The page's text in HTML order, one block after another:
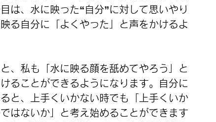
は、水に映った“自分”に対して思いやり
る自分に「よくやった」と声をかけるよ
、私も「水に映る顔を舐めてやろう」と
ることができるようになります。自分に
と、上手くいかない時でも「上手くいか
はないか」と考え始めることができます